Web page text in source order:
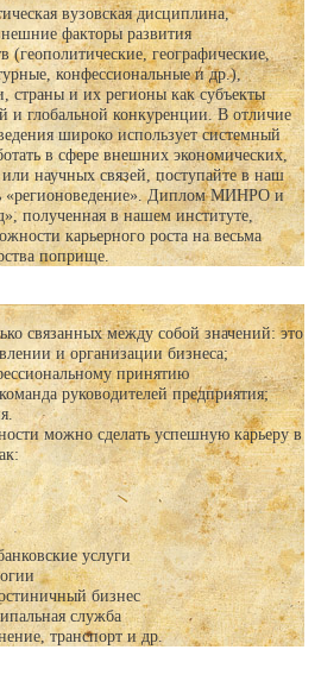
вузовская дисциплина,
факторы развития
(геополитические, географические,
конфессиональные и др.),
страны и их регионы как субъекты
глобальной конкуренции. В отличие
широко использует системный
в сфере внешних экономических,
научных связей, поступайте в наш
«регионоведение». Диплом МИНРО и
полученная в нашем институте,
карьерного роста на весьма
поприще.
связанных между собой значений: это
и организации бизнеса;
принятию
руководителей предприятия;
можно сделать успешную карьеру в
услуги
бизнес
служба
транспорт и др.